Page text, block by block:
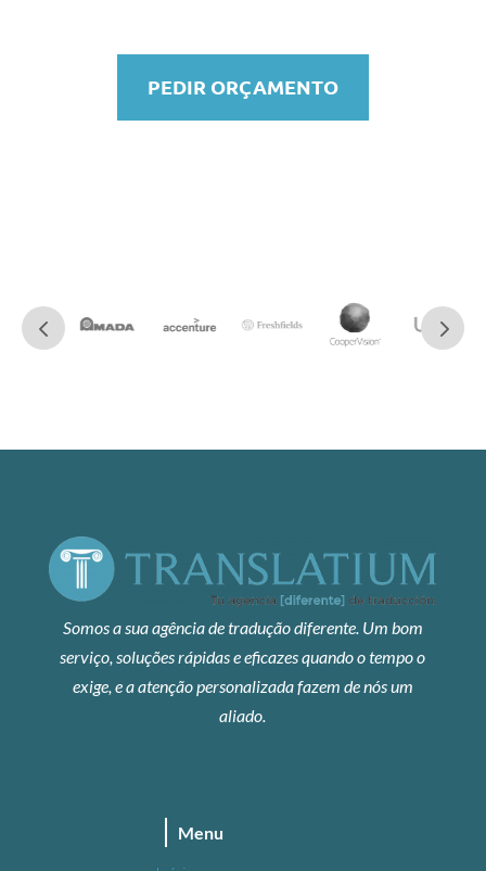
PEDIR ORÇAMENTO
Somos a sua agência de tradução diferente. Um bom
serviço, soluções rápidas e eficazes quando o tempo o
exige, e a atenção personalizada fazem de nós um
aliado.
Menu